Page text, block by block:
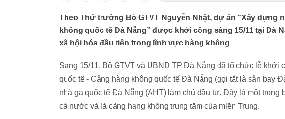
Theo Thứ trưởng Bộ GTVT Nguyễn Nhật, dự án “Xây dựng
không quốc tế Đà Nẵng” được khởi công sáng 15/11 tại Đà
xã hội hóa đầu tiên trong lĩnh vực hàng không.
Sáng 15/11, Bộ GTVT và UBND TP Đà Nẵng đã tổ chức lễ khởi
quốc tế - Cảng hàng không quốc tế Đà Nẵng (gọi tắt là sân bay
nhà ga quốc tế Đà Nẵng (AHT) làm chủ đầu tư. Đây là một trong
cả nước và là cảng hàng không trung tâm của miền Trung.